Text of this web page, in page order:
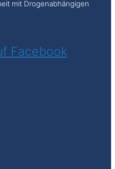
mit Drogenabhängigen
Facebook